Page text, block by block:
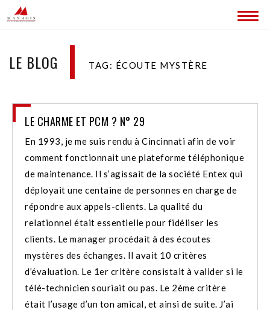
LES SITES MANAGIS
CONTACT
LE BLOG TAG: ÉCOUTE MYSTÈRE
LE CHARME ET PCM ? N° 29
En 1993, je me suis rendu à Cincinnati afin de voir
comment fonctionnait une plateforme téléphonique
de maintenance. Il s’agissait de la société Entex qui
déployait une centaine de personnes en charge de
répondre aux appels-clients. La qualité du
relationnel était essentielle pour fidéliser les
clients. Le manager procédait à des écoutes
mystères des échanges. Il avait 10 critères
d’évaluation. Le 1er critère consistait à valider si le
télé-technicien souriait ou pas. Le 2ème critère
était l’usage d’un ton amical, et ainsi de suite. J’ai